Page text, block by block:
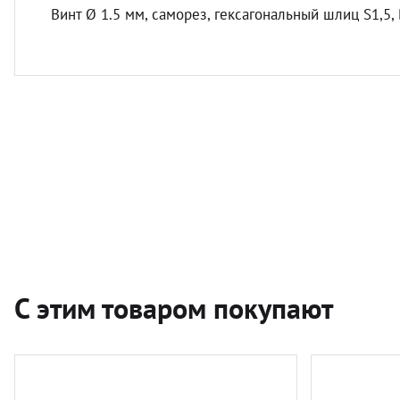
Винт Ø 1.5 мм, саморез, гексагональный шлиц S1,5,
С этим товаром покупают